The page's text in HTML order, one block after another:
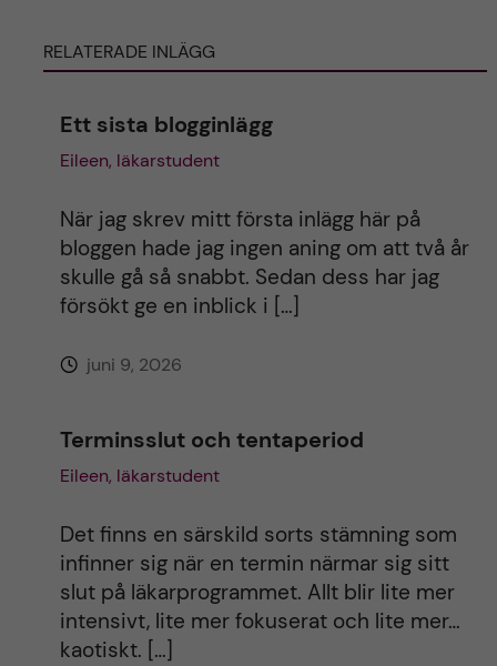
e
g
e
RELATERADE INLÄGG
Ett sista blogginlägg
Eileen, läkarstudent
När jag skrev mitt första inlägg här på
bloggen hade jag ingen aning om att två år
skulle gå så snabbt. Sedan dess har jag
försökt ge en inblick i […]
juni 9, 2026
Terminsslut och tentaperiod
Eileen, läkarstudent
Det finns en särskild sorts stämning som
infinner sig när en termin närmar sig sitt
slut på läkarprogrammet. Allt blir lite mer
intensivt, lite mer fokuserat och lite mer…
kaotiskt. […]